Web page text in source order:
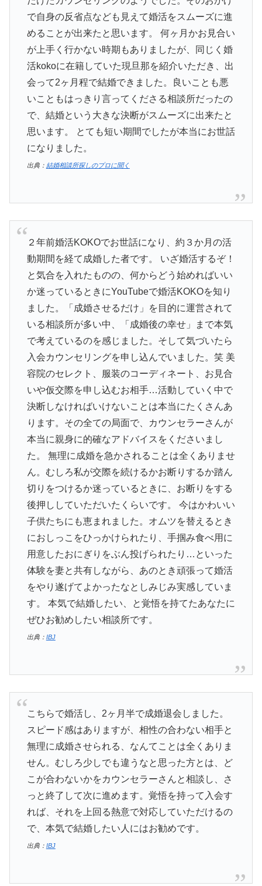
で自身の反省点なども見えて婚活をスムーズに進
めることが出来たと思います。 何ヶ月かお見合い
が上手く行かない時期もありましたが、同じく婚
活kokoに在籍していた現旦那を紹介いただき、出
会って2ヶ月程で結婚できました。良いことも悪
いこともはっきり言ってくださる相談所だったの
で、結婚という大きな決断がスムーズに出来たと
思います。 とても短い期間でしたが本当にお世話
になりました。
出典： 結婚相談所探しのプロに聞く
２年前婚活KOKOでお世話になり、約３か月の活
動期間を経て成婚した者です。 いざ婚活するぞ！
と気合を入れたものの、何からどう始めればいい
か迷っているときにYouTubeで婚活KOKOを知り
ました。「成婚させるだけ」を目的に運営されて
いる相談所が多い中、「成婚後の幸せ」まで本気
で考えているのを感じました。そして気づいたら
入会カウンセリングを申し込んでいました。笑 美
容院のセレクト、服装のコーディネート、お見合
いや仮交際を申し込むお相手…活動していく中で
決断しなければいけないことは本当にたくさんあ
ります。その全ての局面で、カウンセラーさんが
本当に親身に的確なアドバイスをくださいまし
た。 無理に成婚を急かされることは全くありませ
ん。むしろ私が交際を続けるかお断りするか踏ん
切りをつけるか迷っているときに、お断りをする
後押ししていただいたくらいです。 今はかわいい
子供たちにも恵まれました。オムツを替えるとき
におしっこをひっかけられたり、手掴み食べ用に
用意したおにぎりをぶん投げられたり…といった
体験を妻と共有しながら、あのとき頑張って婚活
をやり遂げてよかったなとしみじみ実感していま
す。 本気で結婚したい、と覚悟を持てたあなたに
ぜひお勧めしたい相談所です。
出典： IBJ
こちらで婚活し、2ヶ月半で成婚退会しました。
スピード感はありますが、相性の合わない相手と
無理に成婚させられる、なんてことは全くありま
せん。むしろ少しでも違うなと思った方とは、ど
こが合わないかをカウンセラーさんと相談し、さ
っと終了して次に進めます。覚悟を持って入会す
れば、それを上回る熱意で対応していただけるの
で、本気で結婚したい人にはお勧めです。
出典： IBJ